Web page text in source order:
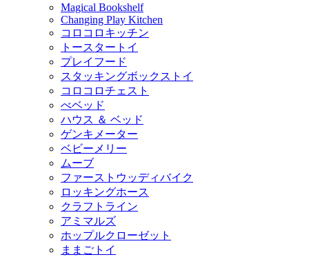
Magical Bookshelf
Changing Play Kitchen
コロコロキッチン
トースタートイ
プレイフード
スタッキングボックストイ
コロコロチェスト
べベッド
ハウス ＆ ベッド
ゲンキメーター
ベビーメリー
ムーブ
ファーストウッディバイク
ロッキングホース
クラフトライン
アミマルズ
ホップルクローゼット
ままごトイ